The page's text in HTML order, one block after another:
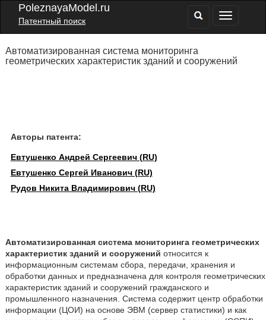
PoleznayaModel.ru
Патентный поиск
Автоматизированная система мониторинга
геометрических характеристик зданий и сооружений
Авторы патента:
Евтушенко Андрей Сергеевич (RU)
Евтушенко Сергей Иванович (RU)
Рудов Никита Владимирович (RU)
Автоматизированная система мониторинга геометрических
характеристик зданий и сооружений относится к
информационным системам сбора, передачи, хранения и
обработки данных и предназначена для контроля геометрических
характеристик зданий и сооружений гражданского и
промышленного назначения. Система содержит центр обработки
информации (ЦОИ) на основе ЭВМ (сервер статистики) и как